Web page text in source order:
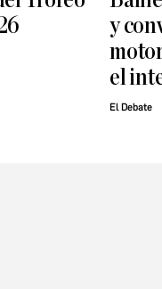
y
el
El Debate